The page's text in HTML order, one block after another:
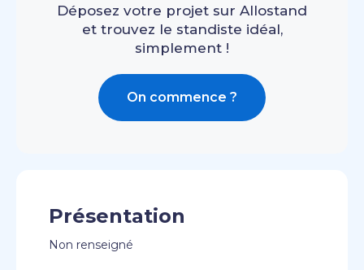
Déposez votre projet sur Allostand
et trouvez le standiste idéal,
simplement !
On commence ?
Présentation
Non renseigné